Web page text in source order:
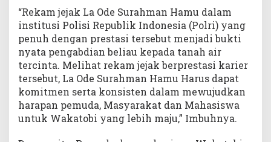
i
“Rekam jejak La Ode Surahman Hamu dalam
institusi Polisi Republik Indonesia (Polri) yang
penuh dengan prestasi tersebut menjadi bukti
nyata pengabdian beliau kepada tanah air
tercinta. Melihat rekam jejak berprestasi karier
tersebut, La Ode Surahman Hamu Harus dapat
komitmen serta konsisten dalam mewujudkan
harapan pemuda, Masyarakat dan Mahasiswa
untuk Wakatobi yang lebih maju,” Imbuhnya.